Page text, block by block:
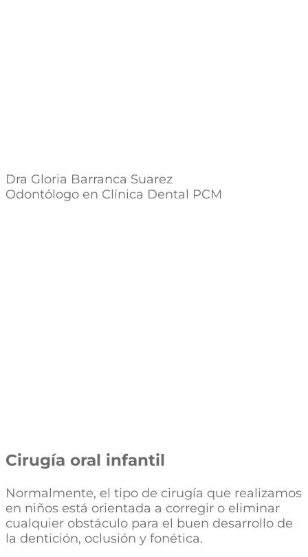
Dra Gloria Barranca Suarez
Odontólogo en Clínica Dental PCM
Cirugía oral infantil
Normalmente, el tipo de cirugía que realizamos
en niños está orientada a corregir o eliminar
cualquier obstáculo para el buen desarrollo de
la dentición, oclusión y fonética.